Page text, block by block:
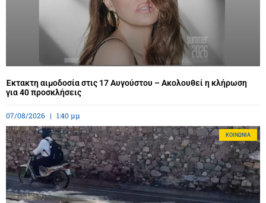
Έκτακτη αιμοδοσία στις 17 Αυγούστου – Ακολουθεί η κλήρωση
για 40 προσκλήσεις
07/08/2026 1:40 μμ
ΚΟΙΝΩΝΊΑ